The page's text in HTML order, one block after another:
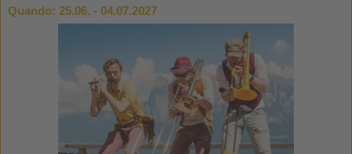
Quando: 25.06. - 04.07.2027